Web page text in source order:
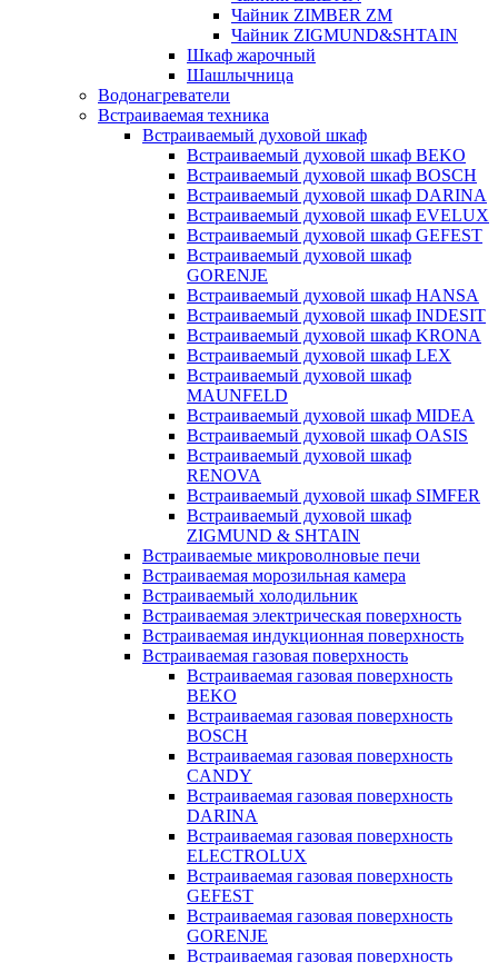
Чайник ZIMBER ZM
Чайник ZIGMUND&SHTAIN
Шкаф жарочный
Шашлычница
Водонагреватели
Встраиваемая техника
Встраиваемый духовой шкаф
Встраиваемый духовой шкаф BEKO
Встраиваемый духовой шкаф BOSCH
Встраиваемый духовой шкаф DARINA
Встраиваемый духовой шкаф EVELUX
Встраиваемый духовой шкаф GEFEST
Встраиваемый духовой шкаф
GORENJE
Встраиваемый духовой шкаф HANSA
Встраиваемый духовой шкаф INDESIT
Встраиваемый духовой шкаф KRONA
Встраиваемый духовой шкаф LEX
Встраиваемый духовой шкаф
MAUNFELD
Встраиваемый духовой шкаф MIDEA
Встраиваемый духовой шкаф OASIS
Встраиваемый духовой шкаф
RENOVA
Встраиваемый духовой шкаф SIMFER
Встраиваемый духовой шкаф
ZIGMUND & SHTAIN
Встраиваемые микроволновые печи
Встраиваемая морозильная камера
Встраиваемый холодильник
Встраиваемая электрическая поверхность
Встраиваемая индукционная поверхность
Встраиваемая газовая поверхность
Встраиваемая газовая поверхность
BEKO
Встраиваемая газовая поверхность
BOSCH
Встраиваемая газовая поверхность
CANDY
Встраиваемая газовая поверхность
DARINA
Встраиваемая газовая поверхность
ELECTROLUX
Встраиваемая газовая поверхность
GEFEST
Встраиваемая газовая поверхность
GORENJE
Встраиваемая газовая поверхность